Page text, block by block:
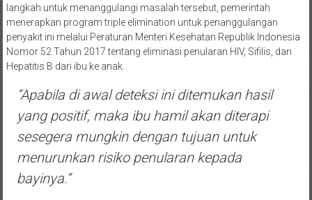
langkah untuk menanggulangi masalah tersebut, pemerintah
menerapkan program triple elimination untuk penanggulangan
penyakit ini melalui Peraturan Menteri Kesehatan Republik Indonesia
Nomor 52 Tahun 2017 tentang eliminasi penularan HIV, Sifilis, dan
Hepatitis B dari ibu ke anak.
“Apabila di awal deteksi ini ditemukan hasil
yang positif, maka ibu hamil akan diterapi
sesegera mungkin dengan tujuan untuk
menurunkan risiko penularan kepada
bayinya.“